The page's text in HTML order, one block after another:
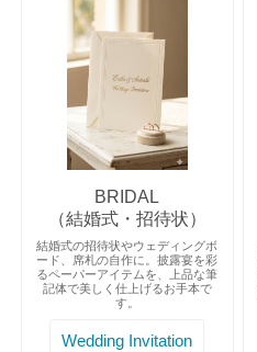
BRIDAL
（結婚式・招待状）
結婚式の招待状やウェディングボ
ード、席札の自作に。披露宴を彩
るペーパーアイテムを、上品な筆
記体で美しく仕上げるお手本で
す。
Wedding Invitation